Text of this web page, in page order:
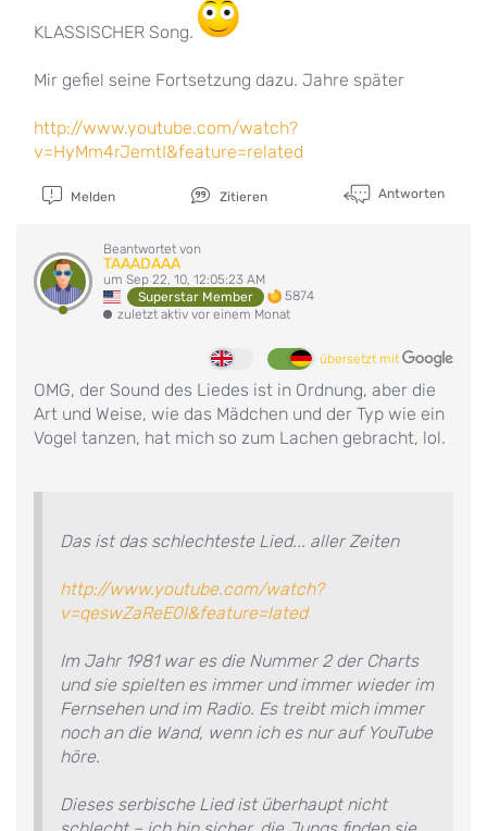
KLASSISCHER Song.
Mir gefiel seine Fortsetzung dazu. Jahre später
http://www.youtube.com/watch?
v=HyMm4rJemtI&feature=related
Melden Zitieren Antworten
Beantwortet von
TAAADAAA
um Sep 22, 10, 12:05:23 AM
Superstar Member
5874
zuletzt aktiv vor einem Monat
übersetzt mit
OMG, der Sound des Liedes ist in Ordnung, aber die
Art und Weise, wie das Mädchen und der Typ wie ein
Vogel tanzen, hat mich so zum Lachen gebracht, lol.
Das ist das schlechteste Lied... aller Zeiten
http://www.youtube.com/watch?
v=qeswZaReE0I&feature=lated
Im Jahr 1981 war es die Nummer 2 der Charts
und sie spielten es immer und immer wieder im
Fernsehen und im Radio. Es treibt mich immer
noch an die Wand, wenn ich es nur auf YouTube
höre.
Dieses serbische Lied ist überhaupt nicht